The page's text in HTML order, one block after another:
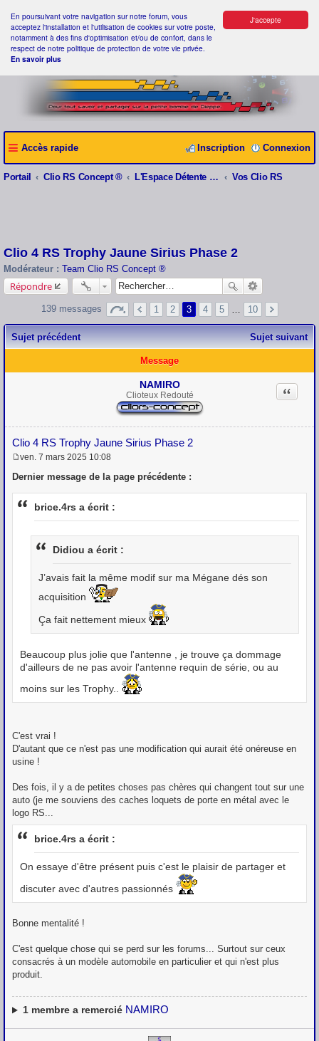
J'accepte
En poursuivant votre navigation sur notre forum, vous
acceptez l'installation et l'utilisation de cookies sur votre poste,
notamment à des fins d'optimisation et/ou de confort, dans le
respect de notre politique de protection de votre vie privée.
En savoir plus
Accès rapide Connexion
Inscription
Portail Clio RS Concept ® L'Espace Détente Clio RS Concept ® Vos Clio RS
Clio 4 RS Trophy Jaune Sirius Phase 2
Modérateur : Team Clio RS Concept ®
Répondre
139 messages 1 2 3 4 5 10
Sujet précédent Sujet suivant
Message
NAMIRO
Clioteux Redouté
Clio 4 RS Trophy Jaune Sirius Phase 2
Citation
e
s
a
ven. 7 mars 2025 10:08
Dernier message de la page précédente :
brice.4rs a écrit :
Didiou a écrit :
J’avais fait la même modif sur ma Mégane dés son
acquisition
Ça fait nettement mieux
Beaucoup plus jolie que l'antenne , je trouve ça dommage
d'ailleurs de ne pas avoir l'antenne requin de série, ou au
moins sur les Trophy..
C'est vrai !
D'autant que ce n'est pas une modification qui aurait été onéreuse en
usine !
Des fois, il y a de petites choses pas chères qui changent tout sur une
auto (je me souviens des caches loquets de porte en métal avec le
logo RS...
brice.4rs a écrit :
On essaye d'être présent puis c'est le plaisir de partager et
discuter avec d'autres passionnés
Bonne mentalité !
C'est quelque chose qui se perd sur les forums... Surtout sur ceux
consacrés à un modèle automobile en particulier et qui n'est plus
produit.
1membre a remercié NAMIRO